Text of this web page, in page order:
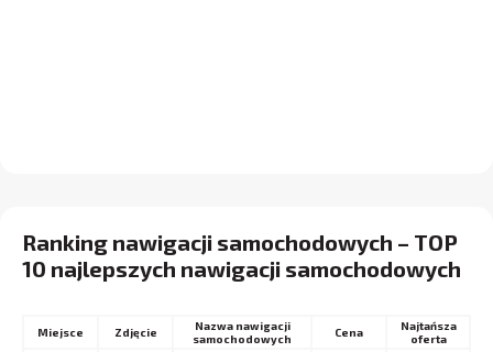
Ranking nawigacji samochodowych – TOP
10 najlepszych nawigacji samochodowych
Miejsce
Nazwa nawigacji
samochodowych
Cena
Najtańsza
oferta